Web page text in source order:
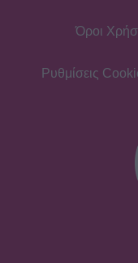
πρωταγωνιστούν
Idra Kayne: Παίρνω
Όροι
Ρυθμίσεις